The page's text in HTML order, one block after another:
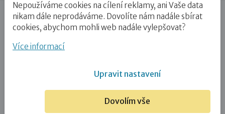
Úvod Novinky
V bezpečí je 54 dětí a 9 dospělých,
o dalších skupinách…
V bezpečí je 54 dětí a 9 dospělých,
Nepoužíváme cookies na cílení reklamy, ani Vaše data
nikam dále neprodáváme. Dovolíte nám nadále sbírat
cookies, abychom mohli web nadále vylepšovat?
Více informací
Upravit nastavení
Dovolím vše